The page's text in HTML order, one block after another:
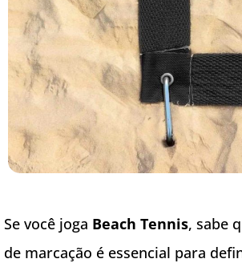
Se você joga Beach Tennis, sabe
de marcação é essencial para